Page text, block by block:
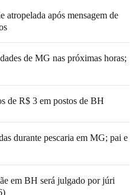
atropelada após mensagem de
de MG nas próximas horas;
de R$ 3 em postos de BH
durante pescaria em MG; pai e
em BH será julgado por júri